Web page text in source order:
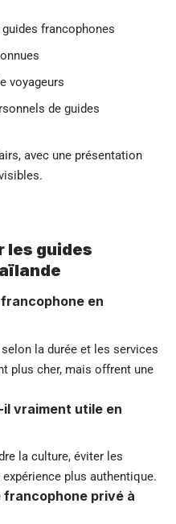
francophones
voyageurs
de guides
avec une présentation
les guides
en
la durée et les services
plus cher, mais offrent une
vraiment utile en
la culture, éviter les
plus authentique.
privé à